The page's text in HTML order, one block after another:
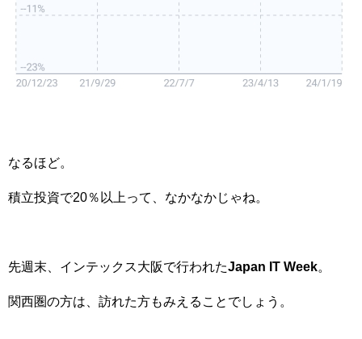
なるほど。
積立投資で20％以上って、なかなかじゃね。
先週末、インテックス大阪で行われたJapan IT Week。
関西圏の方は、訪れた方もみえることでしょう。